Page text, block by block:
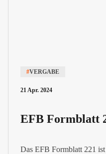
#VERGABE
21 Apr. 2024
EFB Formblatt
Das EFB Formblatt 221